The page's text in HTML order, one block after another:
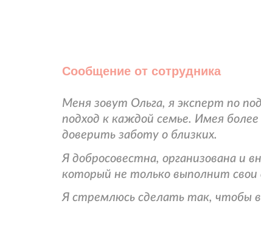
Сообщение от сотрудника
Меня зовут Ольга, я эксперт по
подход к каждой семье. Имея
доверить заботу о близких.
Я добросовестна, организована
который не только выполнит
Я стремлюсь сделать так, чтобы